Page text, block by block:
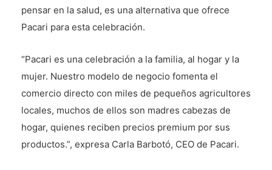
pensar en la salud, es una alternativa que ofrece
Pacari para esta celebración.
“Pacari es una celebración a la familia, al hogar y la
mujer. Nuestro modelo de negocio fomenta el
comercio directo con miles de pequeños agricultores
locales, muchos de ellos son madres cabezas de
hogar, quienes reciben precios premium por sus
productos.”, expresa Carla Barbotó, CEO de Pacari.